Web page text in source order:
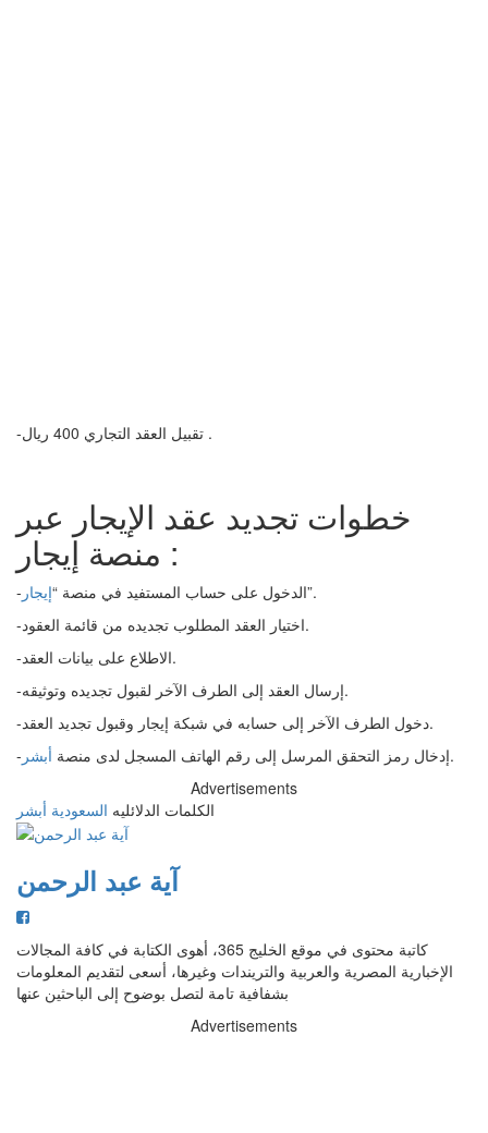
-تقبيل العقد التجاري 400 ريال .
خطوات تجديد عقد الإيجار عبر
منصة إيجار :
-الدخول على حساب المستفيد في منصة “إيجار
”.
-اختيار العقد المطلوب تجديده من قائمة العقود.
-الاطلاع على بيانات العقد.
-إرسال العقد إلى الطرف الآخر لقبول تجديده وتوثيقه.
-دخول الطرف الآخر إلى حسابه في شبكة إيجار وقبول تجديد العقد.
-إدخال رمز التحقق المرسل إلى رقم الهاتف المسجل لدى منصة أبشر
.
Advertisements
الكلمات الدلائليه السعودية أبشر
آية عبد الرحمن
كاتبة محتوى في موقع الخليج 365، أهوى الكتابة في كافة المجالات
الإخبارية المصرية والعربية والتريندات وغيرها، أسعى لتقديم المعلومات
بشفافية تامة لتصل بوضوح إلى الباحثين عنها
Advertisements